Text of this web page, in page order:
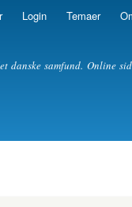
Login Temaer
danske samfund. Online